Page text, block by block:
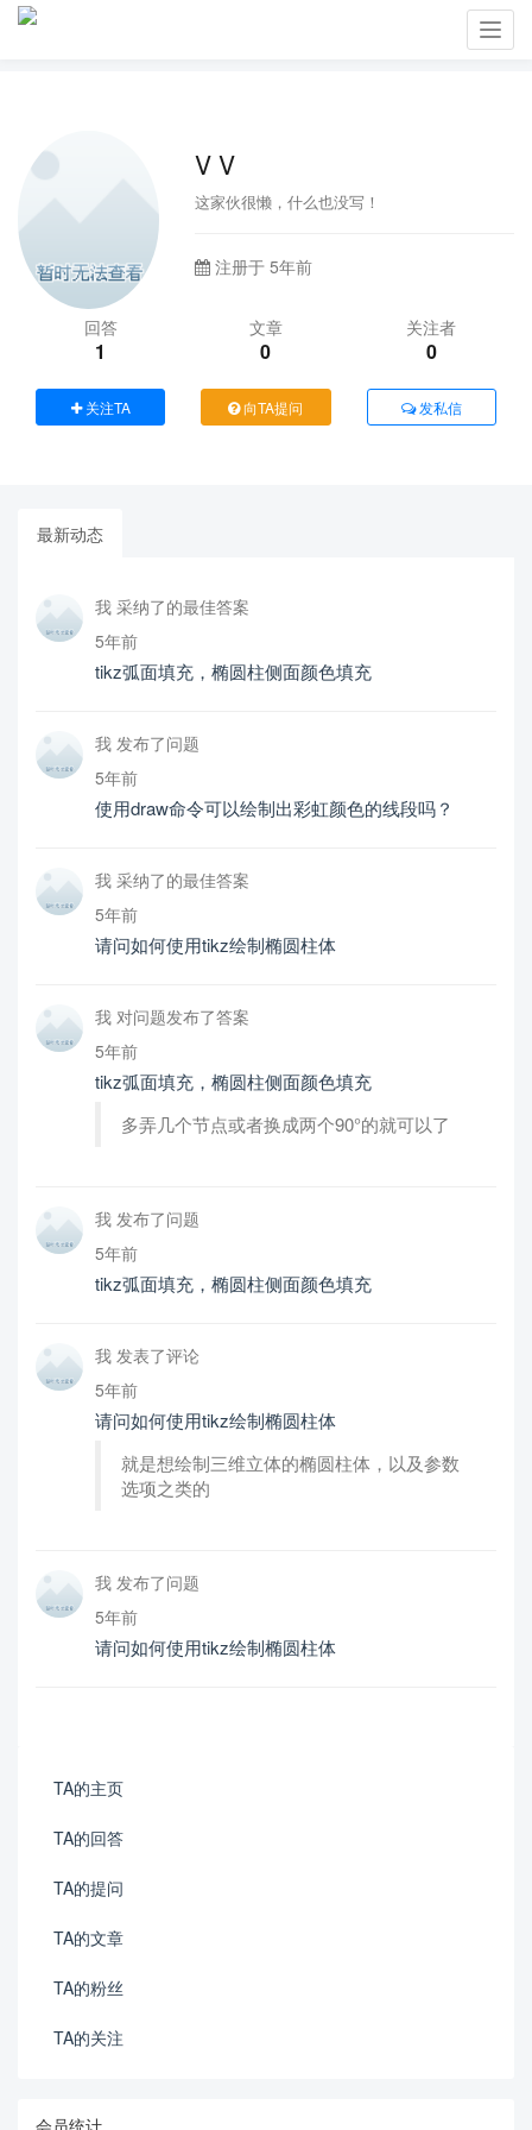
V V
这家伙很懒，什么也没写！
注册于 5年前
回答
1
文章
0
关注者
0
关注TA 向TA提问 发私信
最新动态
我 采纳了的最佳答案
5年前
tikz弧面填充，椭圆柱侧面颜色填充
我 发布了问题
5年前
使用draw命令可以绘制出彩虹颜色的线段吗？
我 采纳了的最佳答案
5年前
请问如何使用tikz绘制椭圆柱体
我 对问题发布了答案
5年前
tikz弧面填充，椭圆柱侧面颜色填充
多弄几个节点或者换成两个90°的就可以了
我 发布了问题
5年前
tikz弧面填充，椭圆柱侧面颜色填充
我 发表了评论
5年前
请问如何使用tikz绘制椭圆柱体
就是想绘制三维立体的椭圆柱体，以及参数
选项之类的
我 发布了问题
5年前
请问如何使用tikz绘制椭圆柱体
TA的主页
TA的回答
TA的提问
TA的文章
TA的粉丝
TA的关注
会员统计